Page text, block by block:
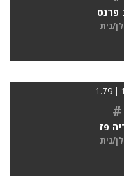
פרנס
נית
#
פז
נית